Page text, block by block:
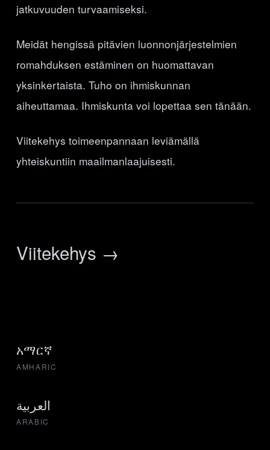
jatkuvuuden turvaamiseksi.
Meidät hengissä pitävien luonnonjärjestelmien
romahduksen estäminen on huomattavan
yksinkertaista. Tuho on ihmiskunnan
aiheuttamaa. Ihmiskunta voi lopettaa sen tänään.
Viitekehys toimeenpannaan leviämällä
yhteiskuntiin maailmanlaajuisesti.
Viitekehys →
አማርኛ
AMHARIC
العربية
ARABIC